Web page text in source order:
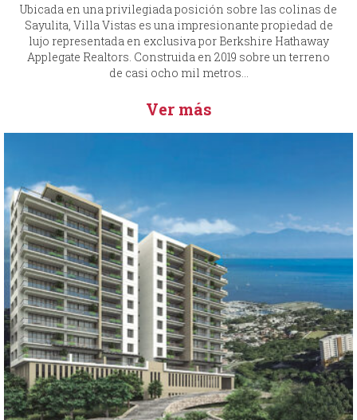
Ubicada en una privilegiada posición sobre las colinas de
Sayulita, Villa Vistas es una impresionante propiedad de
lujo representada en exclusiva por Berkshire Hathaway
Applegate Realtors. Construida en 2019 sobre un terreno
de casi ocho mil metros...
Ver más